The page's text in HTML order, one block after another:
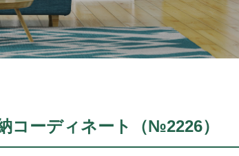
ーディネート（№2226）